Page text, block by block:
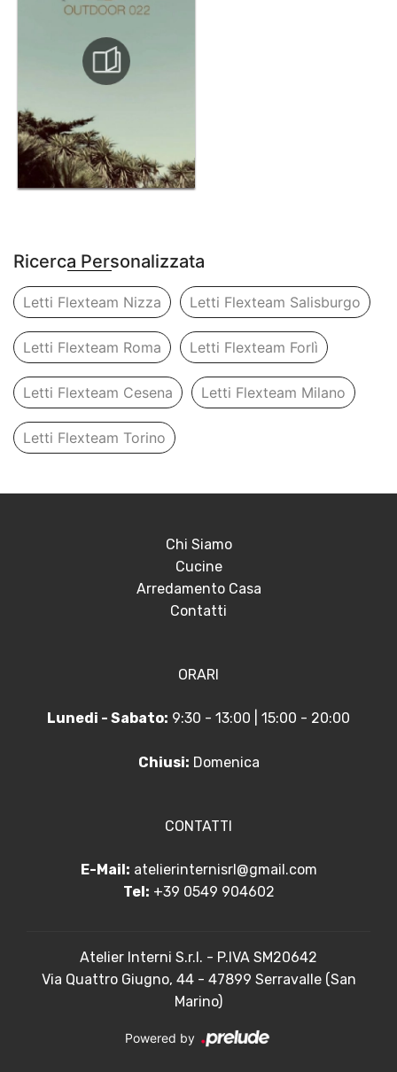
Ricerca Personalizzata
Letti Flexteam Nizza Letti Flexteam Salisburgo
Letti Flexteam Roma Letti Flexteam Forlì
Letti Flexteam Cesena Letti Flexteam Milano
Letti Flexteam Torino
Chi Siamo
Cucine
Arredamento Casa
Contatti
ORARI
Lunedi - Sabato: 9:30 - 13:00 | 15:00 - 20:00
Chiusi: Domenica
CONTATTI
E-Mail: atelierinternisrl@gmail.com
Tel: +39 0549 904602
Atelier Interni S.r.l. - P.IVA SM20642
Via Quattro Giugno, 44 - 47899 Serravalle (San
Marino)
Powered by